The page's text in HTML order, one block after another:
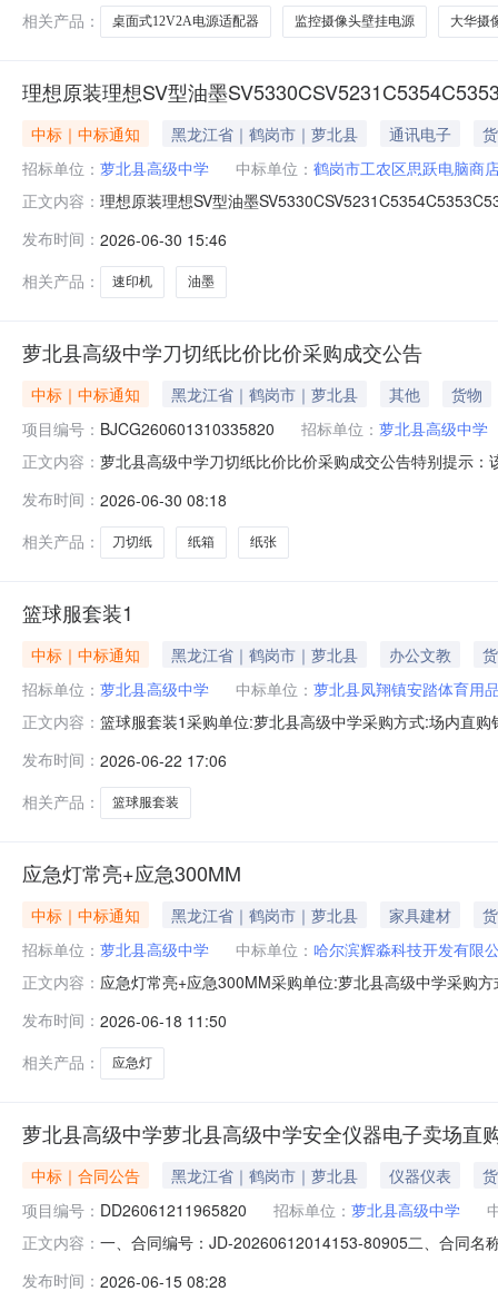
相关产品： 桌面式12V2A电源适配器 监控摄像头壁挂电源 大华摄
理想原装理想SV型油墨
中标｜中标通知 黑龙江省｜鹤岗市｜萝北县 通讯电子
招标单位： 萝北县高级中学 中标单位： 鹤岗市工农区思跃电脑商
正文内容： 理想原装理想SV型油墨
发布时间： 2026-06-30 15:46
相关产品：
速印机 油墨
萝北县高级中学刀切纸比价比价采购成交公告
中标｜中标通知 黑龙江省｜鹤岗市｜萝北县 其他
货物
项目编号： BJCG260601310335820 招标单位： 萝北县高级中学
正文内容： 萝北县高级中学刀切纸比价比价采购成交公告特别提示
时间：2026-06-0509:00:00项目预算(元)：21000.00联
发布时间： 2026-06-30 08:18
相关产品：
刀切纸 纸箱 纸张
篮球服套装1
中标｜中标通知 黑龙江省｜鹤岗市｜萝北县 办公文教
招标单位： 萝北县高级中学 中标单位： 萝北县凤翔镇安踏体育用
正文内容： 篮球服套装1采购单位:萝北县高级中学采购方式:场内直
发布时间： 2026-06-22 17:06
相关产品：
篮球服套装
应急灯常亮+应急300MM
中标｜中标通知 黑龙江省｜鹤岗市｜萝北县 家具建材
招标单位： 萝北县高级中学 中标单位： 哈尔滨辉淼科技开发有限
正文内容： 应急灯常亮+应急300MM采购单位:萝北县高级中学采购
发布时间： 2026-06-18 11:50
相关产品：
应急灯
萝北县高级中学萝北县高级中学安全仪器电子卖场直
中标｜合同公告 黑龙江省｜鹤岗市｜萝北县 仪器仪表
项目编号： DD26061211965820 招标单位： 萝北县高级中学
正文内容： 一、合同编号：JD-20260612014153-80905二、合同名
岗市东山区10委沿河北小区G组团7号楼010101室联系
发布时间： 2026-06-15 08:28